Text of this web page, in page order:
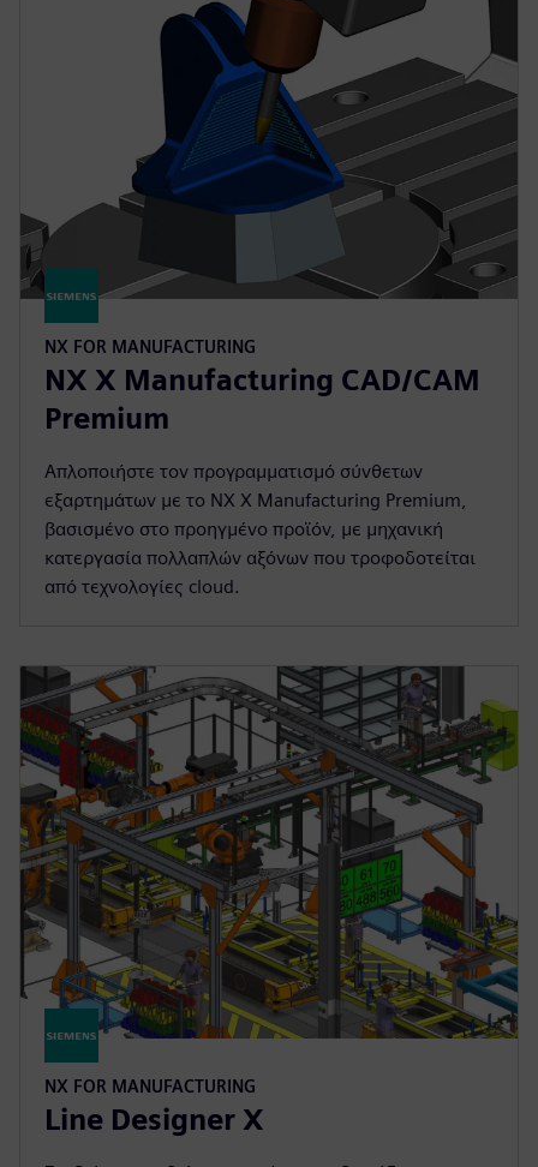
NX FOR MANUFACTURING
NX X Manufacturing CAD/CAM
Premium
Απλοποιήστε τον προγραμματισμό σύνθετων
εξαρτημάτων με το NX X Manufacturing Premium,
βασισμένο στο προηγμένο προϊόν, με μηχανική
κατεργασία πολλαπλών αξόνων που τροφοδοτείται
από τεχνολογίες cloud.
NX FOR MANUFACTURING
Line Designer X